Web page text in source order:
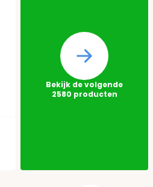
Bekijk de volgende
2580 producten